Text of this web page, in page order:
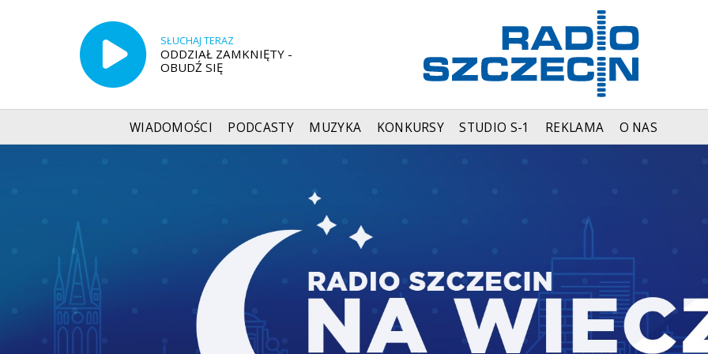
SŁUCHAJ TERAZ
ODDZIAŁ ZAMKNIĘTY -
OBUDŹ SIĘ
WIADOMOŚCI PODCASTY MUZYKA KONKURSY STUDIO S-1 REKLAMA O NAS